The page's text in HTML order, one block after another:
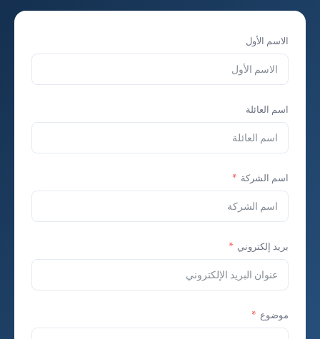
الاسم الأول
اسم العائلة
اسم الشركة
بريد إلكتروني
موضوع